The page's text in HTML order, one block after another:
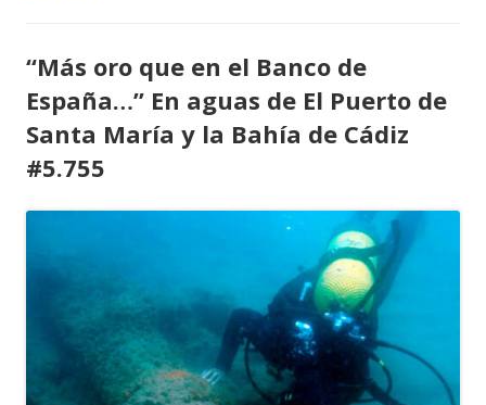
“Más oro que en el Banco de
España…” En aguas de El Puerto de
Santa María y la Bahía de Cádiz
#5.755